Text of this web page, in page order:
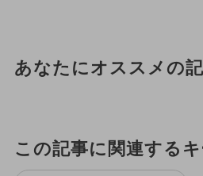
あなたにオススメの
この記事に関連する